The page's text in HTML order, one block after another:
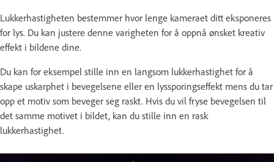
Lukkerhastigheten bestemmer hvor lenge kameraet ditt eksponeres
for lys. Du kan justere denne varigheten for å oppnå ønsket kreativ
effekt i bildene dine.
Du kan for eksempel stille inn en langsom lukkerhastighet for å
skape uskarphet i bevegelsene eller en lyssporingseffekt mens du tar
opp et motiv som beveger seg raskt. Hvis du vil fryse bevegelsen til
det samme motivet i bildet, kan du stille inn en rask
lukkerhastighet.